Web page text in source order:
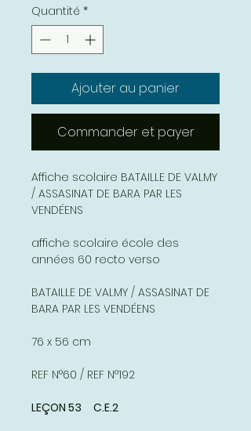
Quantité *
Ajouter au panier
Commander et payer
Affiche scolaire BATAILLE DE VALMY
/ ASSASINAT DE BARA PAR LES
VENDÉENS
affiche scolaire école des
années 60 recto verso
BATAILLE DE VALMY / ASSASINAT DE
BARA PAR LES VENDÉENS
76 x 56 cm
REF N°60 / REF N°192
LEÇON 53 C.E.2